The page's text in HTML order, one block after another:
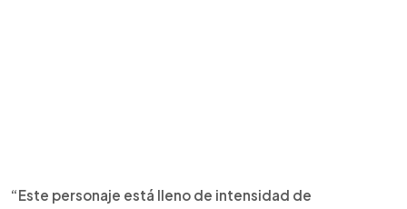
“Este personaje está lleno de intensidad de